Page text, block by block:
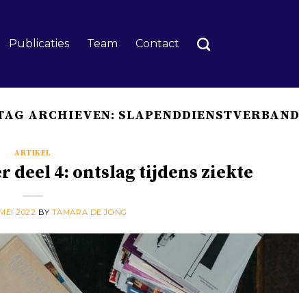
Publicaties Team Contact
ARCHIEVEN: SLAPENDDIENSTVERBAND
ARTIKEL
deel 4: ontslag tijdens ziekte
2022 BY TAMARA DE JONG